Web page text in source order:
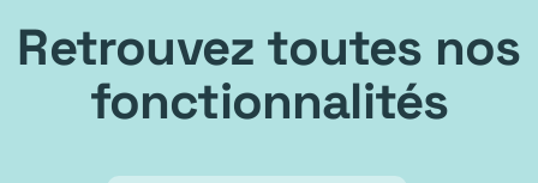
Retrouvez toutes nos
fonctionnalités